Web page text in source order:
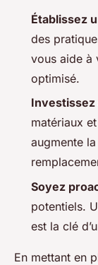
Établissez
des
vous aide à
optimisé.
Investissez
matériaux
augmente
Soyez
potentiels.
est la clé
En mettant en